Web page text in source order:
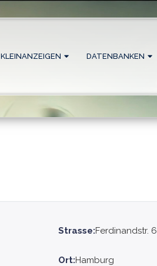
KLEINANZEIGEN DATENBANKEN
Strasse:Ferdinandstr. 6
Ort:Hamburg